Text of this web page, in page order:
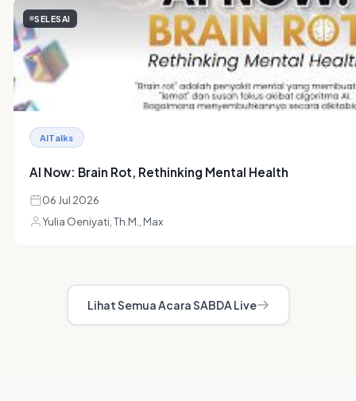
SELESAI
AITalks
AI Now: Brain Rot, Rethinking Mental Health
06 Jul 2026
Yulia Oeniyati, Th.M., Max
Lihat Semua Acara SABDA Live